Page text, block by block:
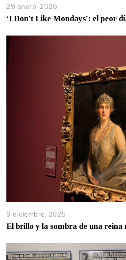
29 enero, 2026
‘I Don’t Like Mondays’: el peor
9 diciembre, 2025
El brillo y la sombra de una reina